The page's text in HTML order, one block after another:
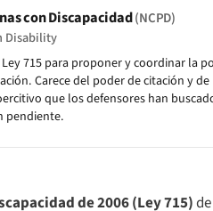
con Discapacidad(NCPD)
Disability
715 para proponer y coordinar la
Carece del poder de citación y de
que los defensores han
pendiente.
de 2006 (Ley 715)